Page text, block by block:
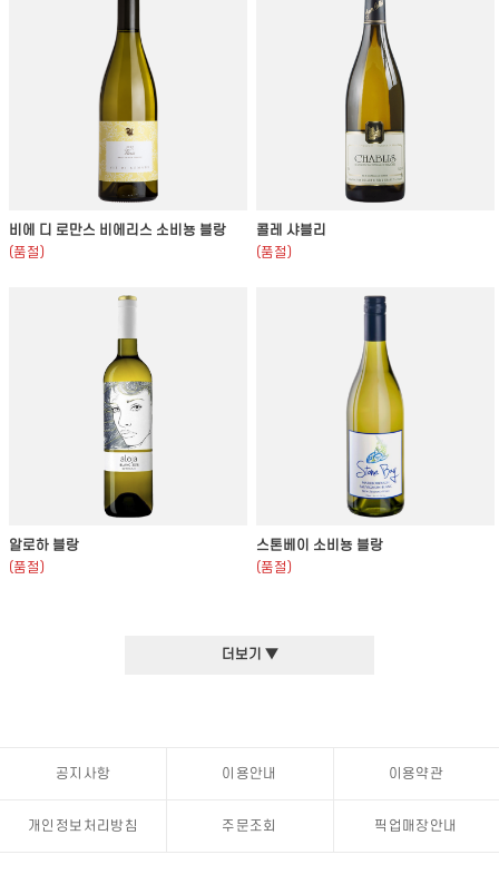
비에 디 로만스 비에리스 소비뇽 블랑
(품절)
콜레 샤블리
(품절)
알로하 블랑
(품절)
스톤베이 소비뇽 블랑
(품절)
더보기 ▼
공지사항 이용안내 이용약관
개인정보처리방침 주문조회 픽업매장안내